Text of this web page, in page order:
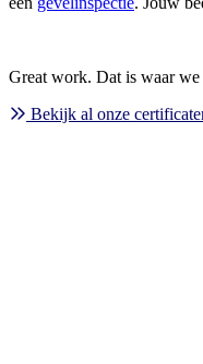
Great work. Dat is waar
Bekijk al onze